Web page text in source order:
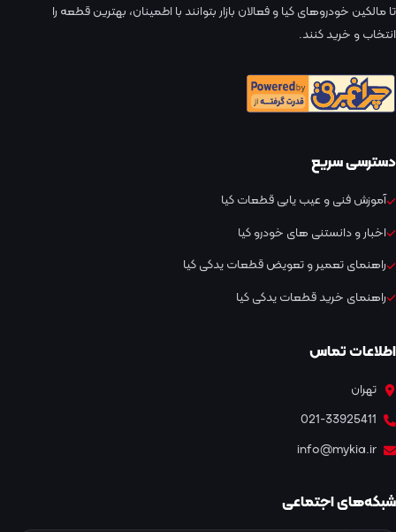
تا مالکین خودروهای کیا و فعالان بازار بتوانند با اطمینان، بهترین قطعه را
انتخاب و خرید کنند.
دسترسی سریع
آموزش فنی و عیب یابی قطعات کیا
اخبار و دانستنی های خودرو کیا
راهنمای تعمیر و تعویض قطعات یدکی کیا
راهنمای خرید قطعات یدکی کیا
اطلاعات تماس
تهران
021-33925411
info@mykia.ir
شبکه‌های اجتماعی